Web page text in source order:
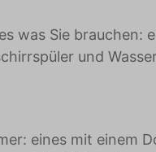
was Sie brauchen:
und
eines mit einem